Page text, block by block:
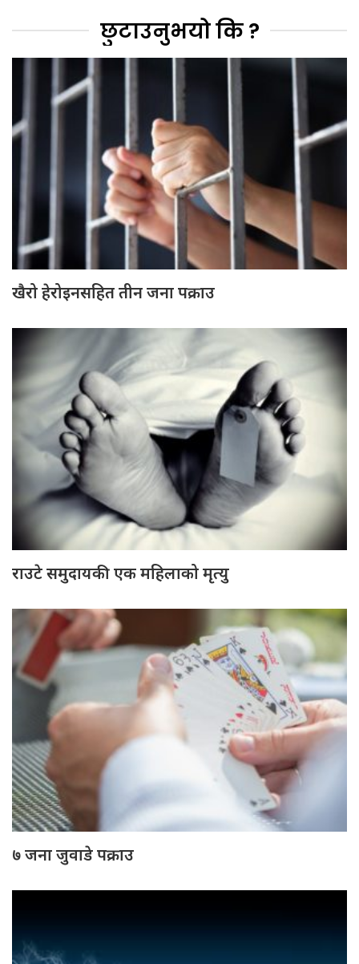
छुटाउनुभयो कि ?
खैरो हेरोइनसहित तीन जना पक्राउ
राउटे समुदायकी एक महिलाको मृत्यु
७ जना जुवाडे पक्राउ